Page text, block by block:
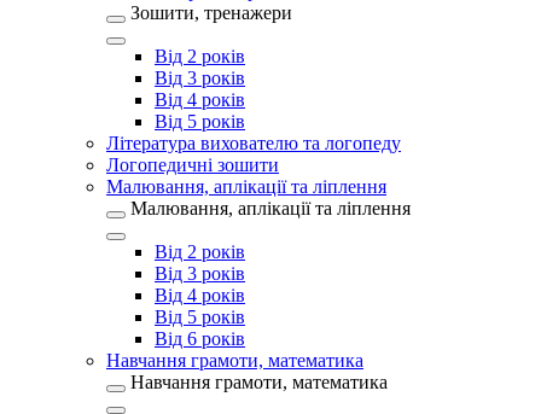
Зошити, тренажери
Від 2 років
Від 3 років
Від 4 років
Від 5 років
Література вихователю та логопеду
Логопедичні зошити
Малювання, аплікації та ліплення
Малювання, аплікації та ліплення
Від 2 років
Від 3 років
Від 4 років
Від 5 років
Від 6 років
Навчання грамоти, математика
Навчання грамоти, математика